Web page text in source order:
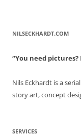
NILSECKHARDT.COM
“You need pictures?
Nils Eckhardt is a
story art, concept
SERVICES